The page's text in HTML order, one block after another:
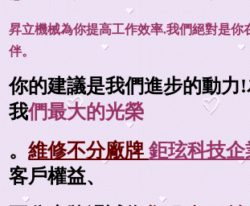
昇立機械為你提高工作效率.我們絕對是你
伴。
你的建議是我們進步的動力
我們最大的光榮
。維修不分廠牌鉅玹科技企
客戶權益、